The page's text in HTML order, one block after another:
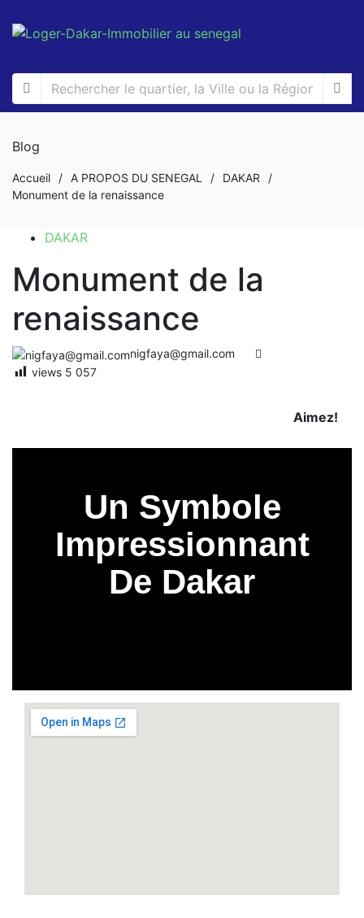
Blog
Accueil / A PROPOS DU SENEGAL / DAKAR
/
Monument de la renaissance
DAKAR
Monument de la
renaissance
nigfaya@gmail.com
views 5 057
Aimez!
Un Symbole
Impressionnant
De Dakar